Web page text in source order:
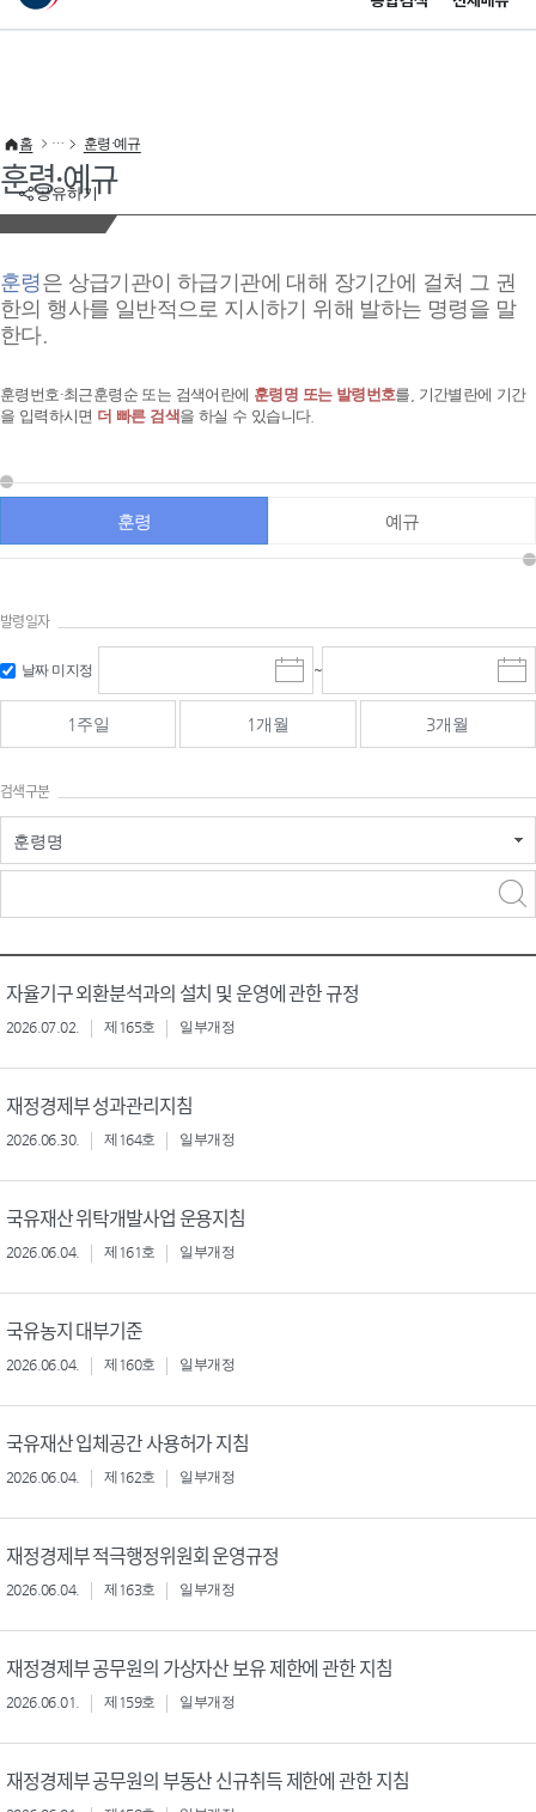
이 누리집은 대한민국 공식 전자정부 누리집입니다.
공유하기
홈 훈령·예규
훈령·예규
훈령은 상급기관이 하급기관에 대해 장기간에 걸쳐 그 권
한의 행사를 일반적으로 지시하기 위해 발하는 명령을 말
한다.
훈령번호·최근훈령순 또는 검색어란에 훈령명 또는 발령번호를, 기간별란에 기간
을 입력하시면 더 빠른 검색 을 하실 수 있습니다.
훈령 예규
발령일자
날짜 미지정
시
작
일
선
~
마
감
선
1주일 1개월 3개월
검색구분
훈령명
자율기구 외환분석과의 설치 및 운영에 관한 규정
2026.07.02. 제165호 일부개정
재정경제부 성과관리지침
2026.06.30. 제164호 일부개정
국유재산 위탁개발사업 운용지침
2026.06.04. 제161호 일부개정
국유농지 대부기준
2026.06.04. 제160호 일부개정
국유재산 입체공간 사용허가 지침
2026.06.04. 제162호 일부개정
재정경제부 적극행정위원회 운영규정
2026.06.04. 제163호 일부개정
재정경제부 공무원의 가상자산 보유 제한에 관한 지침
2026.06.01. 제159호 일부개정
재정경제부 공무원의 부동산 신규취득 제한에 관한 지침